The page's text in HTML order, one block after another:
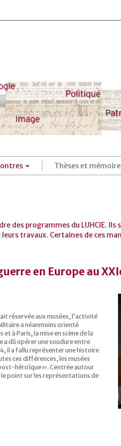
Thèses et
des programmes du LUHCIE.
travaux. Certaines de ces
en Europe au
réservée aux musées, l’activité
a néanmoins orienté
à Paris, la mise en scène de la
dû opérer une soudure entre
il a fallu représenter une histoire
ces différences, les musées
héroïque». Centrée autour
point sur les représentations de